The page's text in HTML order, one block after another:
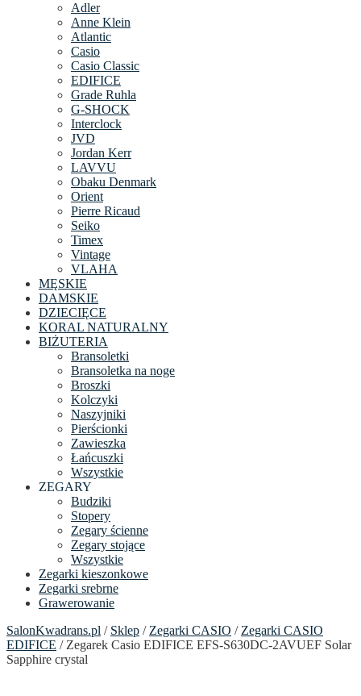
Adler
Anne Klein
Atlantic
Casio
Casio Classic
EDIFICE
Grade Ruhla
G-SHOCK
Interclock
JVD
Jordan Kerr
LAVVU
Obaku Denmark
Orient
Pierre Ricaud
Seiko
Timex
Vintage
VLAHA
MĘSKIE
DAMSKIE
DZIECIĘCE
KORAL NATURALNY
BIŻUTERIA
Bransoletki
Bransoletka na noge
Broszki
Kolczyki
Naszyjniki
Pierścionki
Zawieszka
Łańcuszki
Wszystkie
ZEGARY
Budziki
Stopery
Zegary ścienne
Zegary stojące
Wszystkie
Zegarki kieszonkowe
Zegarki srebrne
Grawerowanie
SalonKwadrans.pl / Sklep / Zegarki CASIO / Zegarki CASIO
EDIFICE / Zegarek Casio EDIFICE EFS-S630DC-2AVUEF Solar
Sapphire crystal